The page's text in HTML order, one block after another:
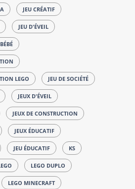
JEU CRÉATIF
JEU D'ÉVEIL
LEGO JEU DE SOCIÉTÉ
JEUX D'ÉVEIL
JEUX DE CONSTRUCTION
JEUX ÉDUCATIF
JEU ÉDUCATIF KS
LEGO DUPLO
LEGO MINECRAFT